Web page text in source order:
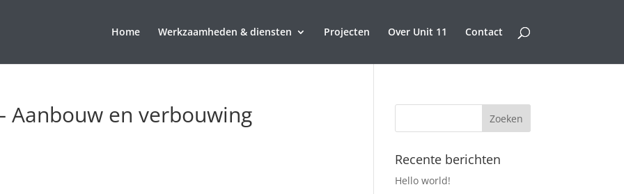
Home Werkzaamheden & diensten Projecten Over Unit 11 Contact
Aanbouw en verbouwing
Recente berichten
Hello world!